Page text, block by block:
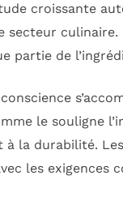
croissante
culinaire.
partie de
le souligne
à la durabilité.
les exigences